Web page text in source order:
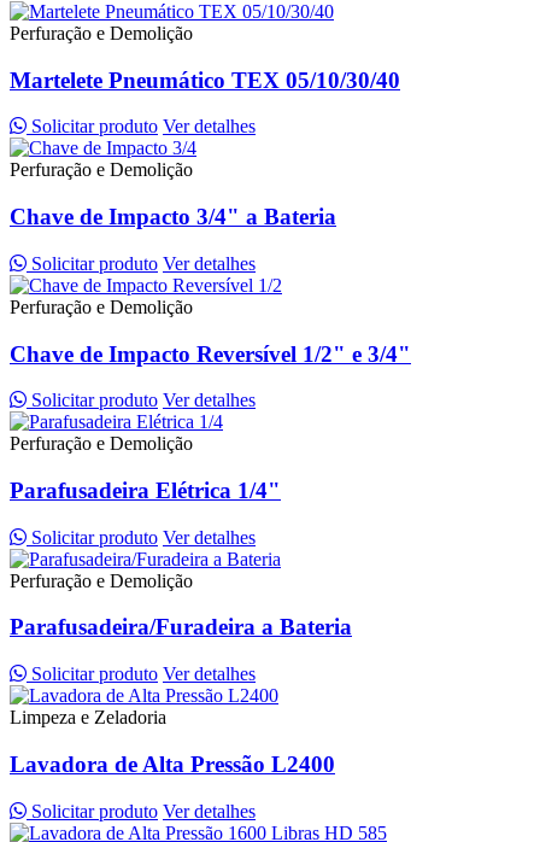
Perfuração e Demolição
Martelete Pneumático TEX 05/10/30/40
Solicitar produto Ver detalhes
Perfuração e Demolição
Chave de Impacto 3/4" a Bateria
Solicitar produto Ver detalhes
Perfuração e Demolição
Chave de Impacto Reversível 1/2" e 3/4"
Solicitar produto Ver detalhes
Perfuração e Demolição
Parafusadeira Elétrica 1/4"
Solicitar produto Ver detalhes
Perfuração e Demolição
Parafusadeira/Furadeira a Bateria
Solicitar produto Ver detalhes
Limpeza e Zeladoria
Lavadora de Alta Pressão L2400
Solicitar produto Ver detalhes